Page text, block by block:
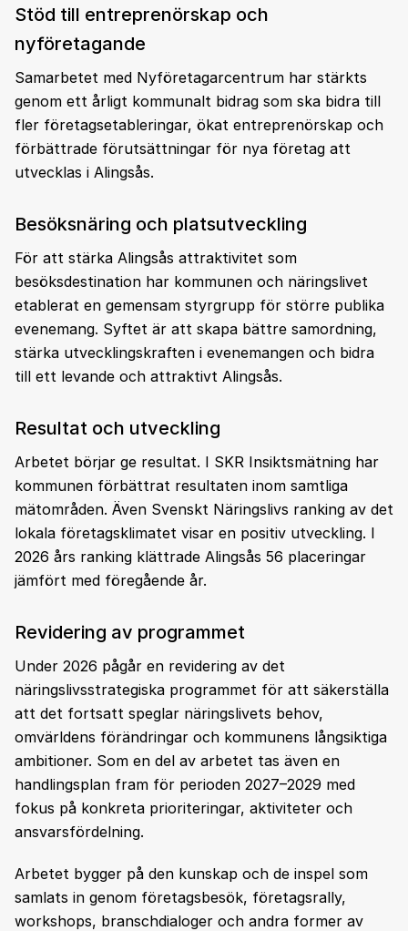
Stöd till entreprenörskap och
nyföretagande
Samarbetet med Nyföretagarcentrum har stärkts
genom ett årligt kommunalt bidrag som ska bidra till
fler företagsetableringar, ökat entreprenörskap och
förbättrade förutsättningar för nya företag att
utvecklas i Alingsås.
Besöksnäring och platsutveckling
För att stärka Alingsås attraktivitet som
besöksdestination har kommunen och näringslivet
etablerat en gemensam styrgrupp för större publika
evenemang. Syftet är att skapa bättre samordning,
stärka utvecklingskraften i evenemangen och bidra
till ett levande och attraktivt Alingsås.
Resultat och utveckling
Arbetet börjar ge resultat. I SKR Insiktsmätning har
kommunen förbättrat resultaten inom samtliga
mätområden. Även Svenskt Näringslivs ranking av det
lokala företagsklimatet visar en positiv utveckling. I
2026 års ranking klättrade Alingsås 56 placeringar
jämfört med föregående år.
Revidering av programmet
Under 2026 pågår en revidering av det
näringslivsstrategiska programmet för att säkerställa
att det fortsatt speglar näringslivets behov,
omvärldens förändringar och kommunens långsiktiga
ambitioner. Som en del av arbetet tas även en
handlingsplan fram för perioden 2027–2029 med
fokus på konkreta prioriteringar, aktiviteter och
ansvarsfördelning.
Arbetet bygger på den kunskap och de inspel som
samlats in genom företagsbesök, företagsrally,
workshops, branschdialoger och andra former av